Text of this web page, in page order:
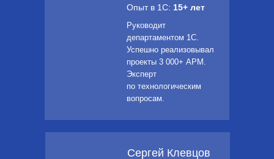
Опыт в 1С: 15+ лет
Руководит
департаментом 1С.
Успешно реализовывал
проекты 3 000+ АРМ.
Эксперт
по технологическим
вопросам.
Сергей Клевцов